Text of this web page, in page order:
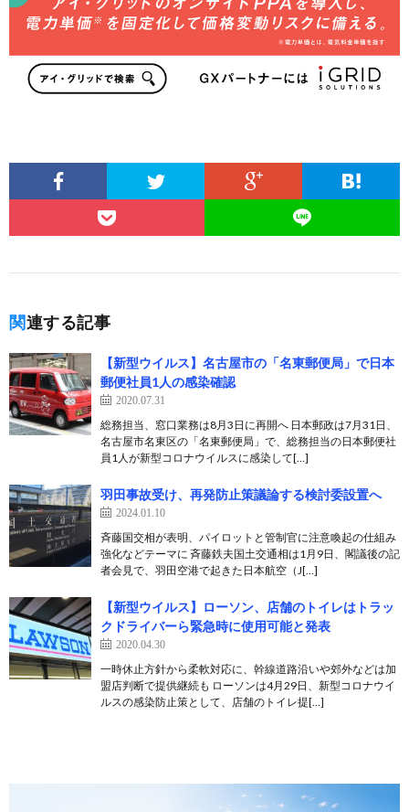
関連する記事
【新型ウイルス】名古屋市の「名東郵便局」で日本
郵便社員1人の感染確認
2020.07.31
総務担当、窓口業務は8月3日に再開へ 日本郵政は7月31日、
名古屋市名東区の「名東郵便局」で、総務担当の日本郵便社
員1人が新型コロナウイルスに感染して[…]
羽田事故受け、再発防止策議論する検討委設置へ
2024.01.10
斉藤国交相が表明、パイロットと管制官に注意喚起の仕組み
強化などテーマに 斉藤鉄夫国土交通相は1月9日、閣議後の記
者会見で、羽田空港で起きた日本航空（J[…]
【新型ウイルス】ローソン、店舗のトイレはトラッ
クドライバーら緊急時に使用可能と発表
2020.04.30
一時休止方針から柔軟対応に、幹線道路沿いや郊外などは加
盟店判断で提供継続も ローソンは4月29日、新型コロナウイ
ルスの感染防止策として、店舗のトイレ提[…]